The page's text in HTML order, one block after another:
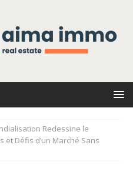
Redessine le
et Défis d’un Marché Sans